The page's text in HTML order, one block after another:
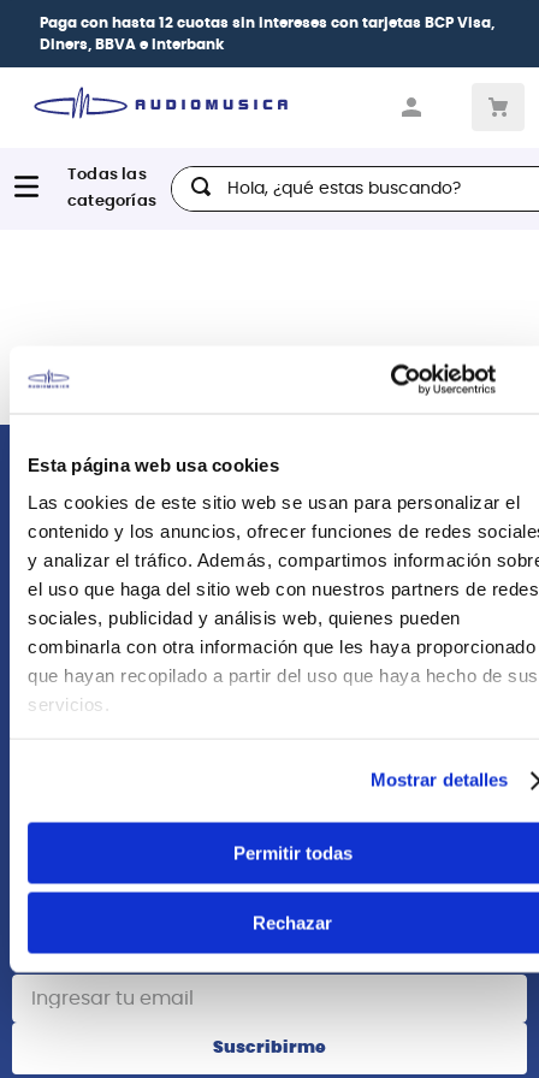
Esta página web usa cookies
Las cookies de este sitio web se usan para personalizar el
contenido y los anuncios, ofrecer funciones de redes
y analizar el tráfico. Además, compartimos información
el uso que haga del sitio web con nuestros partners de redes
sociales, publicidad y análisis web, quienes pueden
combinarla con otra información que les haya proporcionado
que hayan recopilado a partir del uso que haya hecho de sus
servicios.
Mostrar detalles
Permitir todas
Rechazar
Paga con hasta 12 cuotas sin intereses con tarjetas BCP Visa,
Diners, BBVA e Interbank
Hola, ¿qué estas buscando?
Atención Postventa
+51 958418476
+51 977624112
Acerca de Nosotros
Suscribete
Suscribirme